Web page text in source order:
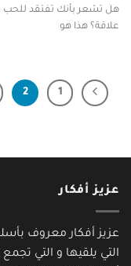
هل تشعر بأنك تفتقد للحب
علاقة؟ هذا هو
1
2
عزيز أفكار
عزيز أفكار معروف
التي يلقيها و التي